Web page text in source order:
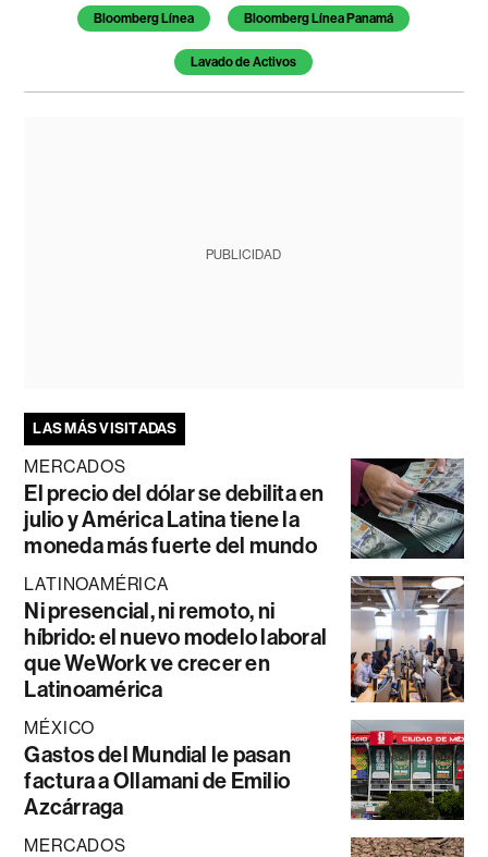
Temas de este artículo
Bloomberg Línea Bloomberg Línea Panamá
Lavado de Activos
PUBLICIDAD
LAS MÁS VISITADAS
MERCADOS
El precio del dólar se debilita en
julio y América Latina tiene la
moneda más fuerte del mundo
LATINOAMÉRICA
Ni presencial, ni remoto, ni
híbrido: el nuevo modelo laboral
que WeWork ve crecer en
Latinoamérica
MÉXICO
Gastos del Mundial le pasan
factura a Ollamani de Emilio
Azcárraga
MERCADOS